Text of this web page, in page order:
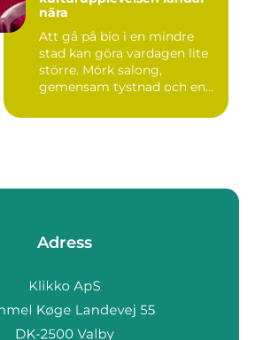
nära
Att gå på bio i en mindre
stad kan göra vardagen lite
större. Mörk salong,
gemensam tystnad och en
Adress